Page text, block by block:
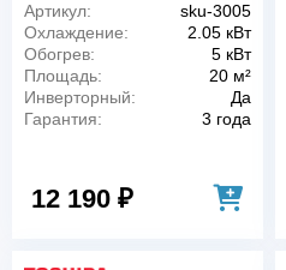
Артикул:
sku-3005
Охлаждение:
2.05 кВт
Обогрев:
5 кВт
Площадь:
20 м²
Инверторный:
Да
Гарантия:
3 года
12 190 ₽